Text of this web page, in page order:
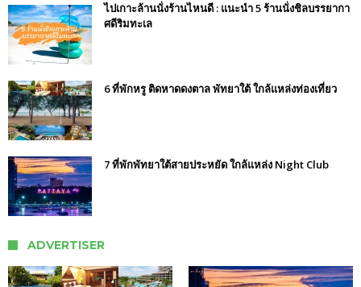
ไปเกาะล้านนั่งร้านไหนดี : แนะนำ 5 ร้านนั่งชิลบรรยากา
ศดีริมทะเล
6 ที่พักหรู ติดหาดดงตาล พัทยาใต้ ใกล้แหล่งท่องเที่ยว
7 ที่พักพัทยาใต้สายประหยัด ใกล้แหล่ง Night Club
ADVERTISER